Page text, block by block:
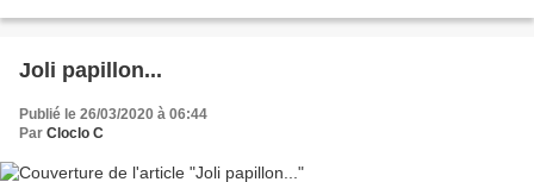
Joli papillon...
Publié le 26/03/2020 à 06:44
Par Cloclo C